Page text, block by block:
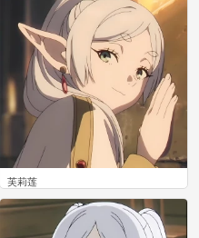
芙莉莲
0